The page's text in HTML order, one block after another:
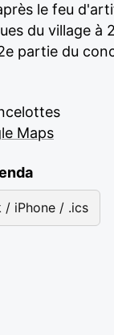
le feu
du village à
partie du
Maps
/ iPhone / .ics